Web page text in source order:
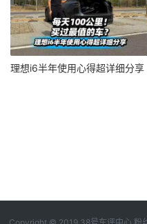
理想i6半年使用心得超详细分享